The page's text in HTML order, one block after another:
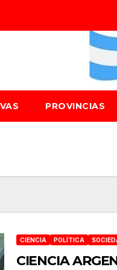
PROVINCIAS
CIENCIA POLÍTICA
CIENCIA